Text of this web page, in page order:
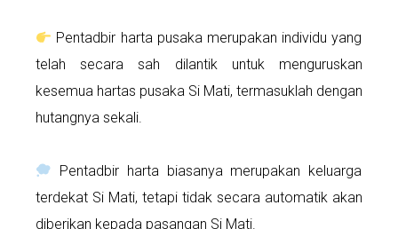
Pentadbir harta pusaka merupakan individu yang
telah secara sah dilantik untuk menguruskan
kesemua hartas pusaka Si Mati, termasuklah dengan
hutangnya sekali.
Pentadbir harta biasanya merupakan keluarga
terdekat Si Mati, tetapi tidak secara automatik akan
diberikan kepada pasangan Si Mati.